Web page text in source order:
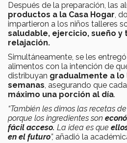
Después de la preparación, las
productos a la Casa Hogar,
impartieron a los niños talleres
saludable, ejercicio, sueño y
relajación.
Simultáneamente, se les
alimentos con la intención de
distribuyan gradualmente a lo
semanas, asegurando que
máximo una porción al día.
“También les dimos las recetas
porque los ingredientes son
fácil acceso. La idea es que
en el futuro”, añadió la